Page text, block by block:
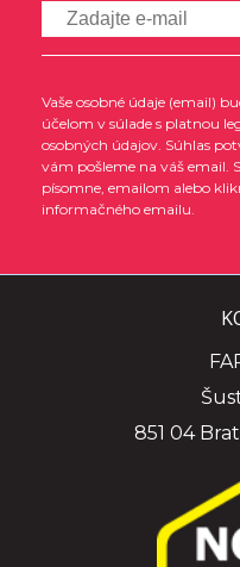
Vaše osobné údaje (email)
účelom v súlade s platnou
osobných údajov. Súhlas
vám pošleme na váš email.
písomne, emailom alebo
informačného emailu.
851 04